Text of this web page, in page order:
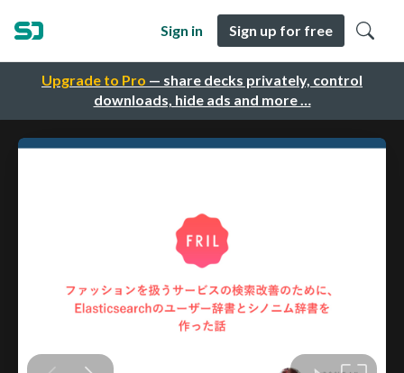
Upgrade to Pro — share decks privately, control
downloads, hide ads and more …
Sign in Sign up for free